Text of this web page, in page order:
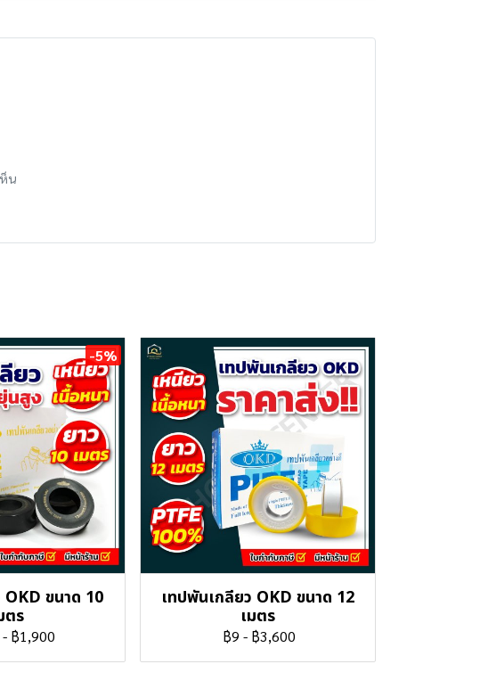
น
-5%
ขนาด 10
ตร
- ฿1,900
เทปพันเกลียว OKD ขนาด 12
เมตร
฿9 - ฿3,600